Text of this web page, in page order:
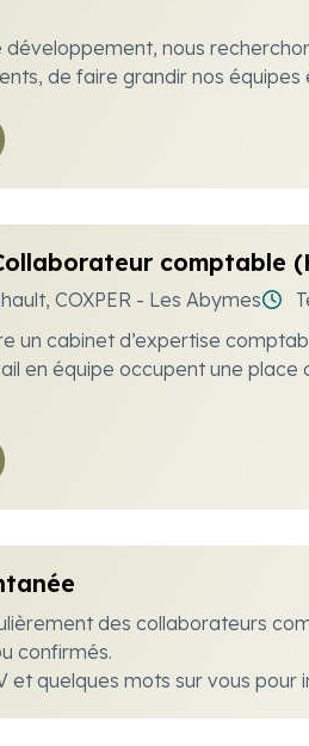
nous
de faire grandir nos
comptable
COXPER - Les Abymes
un cabinet d’expertise
en équipe occupent une place
accompagner nos clients dans
des collaborateurs
confirmés.
et quelques mots sur vous pour